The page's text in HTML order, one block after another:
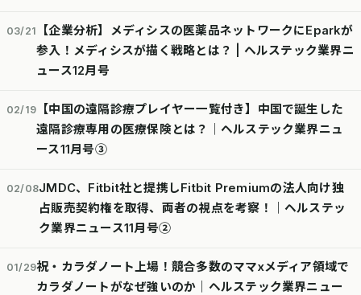
03/21
【企業分析】メディシスの医薬品ネットワークにEparkが
参入！メディシスが描く戦略とは？ | ヘルステック業界ニ
ュース12月号
02/19
【中国の遠隔診療プレイヤー一覧付き】中国で誕生した
遠隔診療専用の医療保険とは？│ヘルステック業界ニュ
ース11月号③
02/08JMDC、Fitbit社と提携しFitbit Premiumの法人向け独
占販売契約権を取得、両者の視点を考察！｜ヘルステッ
ク業界ニュース11月号②
01/29祝・カラダノート上場！競合多数のママxメディア領域で
カラダノートがなぜ強いのか｜ヘルステック業界ニュー